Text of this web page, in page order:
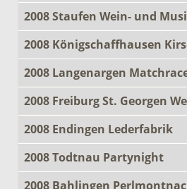
2008 Staufen Wein- und
2008 Königschaffhausen
2008 Langenargen
2008 Freiburg St. Georgen
2008 Endingen Lederfabrik
2008 Todtnau Partynight
2008 Bahlingen